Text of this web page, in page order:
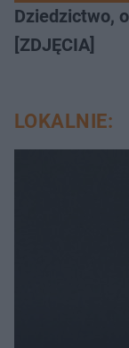
Dziedzictwo,
[ZDJĘCIA]
LOKALNIE: